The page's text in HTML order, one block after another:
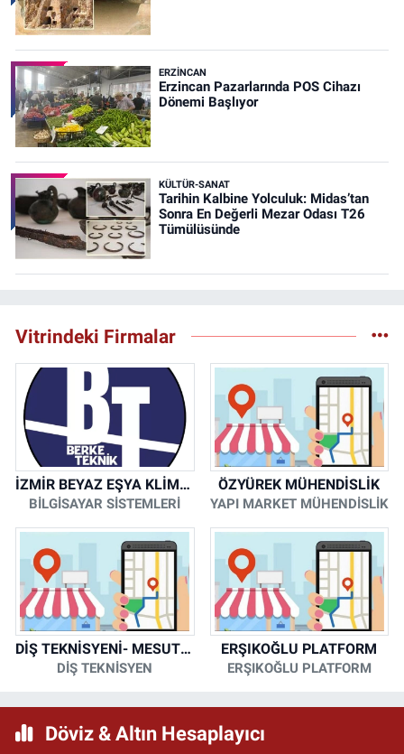
ERZINCAN
Erzincan Pazarlarında POS Cihazı
Dönemi Başlıyor
KÜLTÜR-SANAT
Tarihin Kalbine Yolculuk: Midas’tan
Sonra En Değerli Mezar Odası T26
Tümülüsünde
Vitrindeki Firmalar
İZMİR BEYAZ EŞYA KLİMA KOMBİ SERVİSİ
BİLGİSAYAR SİSTEMLERİ
ÖZYÜREK MÜHENDİSLİK
YAPI MARKET MÜHENDİSLİK
DİŞ TEKNİSYENİ- MESUT KORKMAZ
DİŞ TEKNİSYEN
ERŞIKOĞLU PLATFORM
ERŞIKOĞLU PLATFORM
Döviz & Altın Hesaplayıcı